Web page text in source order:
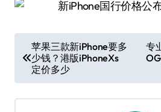
章
导
航
苹果三款新iPhone要多
少钱？港版iPhoneXs
定价多少
专